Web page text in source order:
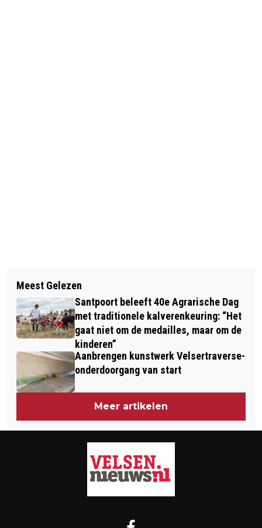
PIASTRI WINT DUTCH GRAND PRIX,
VERSTAPPEN EINDIGT ALS TWEEDE
NA UITVALLEN LANDO NORIS
BRAND IN DRIJVEND
ZONNEPANELENPARK NOORDZEE
GEBLUST
Meest Gelezen
Santpoort beleeft 40e Agrarische Dag
met traditionele kalverenkeuring: “Het
gaat niet om de medailles, maar om de
kinderen”
Aanbrengen kunstwerk Velsertraverse-
onderdoorgang van start
Meer artikelen